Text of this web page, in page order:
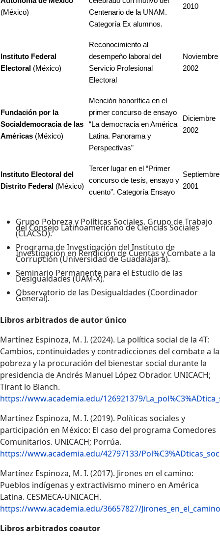
(México)
Centenario de la UNAM.
Categoría Ex alumnos.
2010
Instituto Federal
Electoral (México)
Reconocimiento al
desempeño laboral del
Servicio Profesional
Electoral
Noviembre
2002
Fundación por la
Socialdemocracia de las
Américas (México)
Mención honorífica en el
primer concurso de ensayo
“La democracia en América
Latina. Panorama y
Perspectivas”
Diciembre
2002
Instituto Electoral del
Distrito Federal (México)
Tercer lugar en el “Primer
concurso de tesis, ensayo y
cuento”. Categoría Ensayo
Septiembre
2001
Grupo Pobreza y Políticas Sociales. Grupo de Trabajo
del Consejo Latinoamericano de Ciencias Sociales
(CLACSO).
Programa de Investigación del Instituto de
Investigación en Rendición de Cuentas y Combate a la
Corrupción (Universidad de Guadalajara).
Seminario Permanente para el Estudio de las
Desigualdades (UAM-X).
Observatorio de las Desigualdades (Coordinador
General).
Libros arbitrados de autor único
Martínez Espinoza, M. I. (2024). La política social de la 4T:
Cambios, continuidades y contradicciones del combate a la
pobreza y la procuración del bienestar social durante la
presidencia de Andrés Manuel López Obrador. UNICACH;
Tirant lo Blanch.
https://www.academia.edu/126921379/
Martínez Espinoza, M. I. (2019). Políticas sociales y
participación en México: El caso del programa Comedores
Comunitarios. UNICACH; Porrúa.
https://www.academia.edu/42797133/
Martínez Espinoza, M. I. (2017). Jirones en el camino:
Pueblos indígenas y extractivismo minero en América
Latina. CESMECA-UNICACH.
https://www.academia.edu/36657827/
Libros arbitrados coautor